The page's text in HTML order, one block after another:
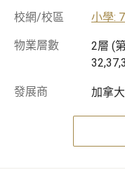
校網/校區 小學:
物業層數
2層 (
發展商 加拿